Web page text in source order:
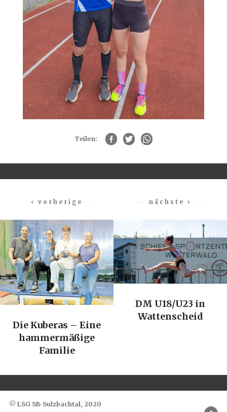
Teilen:
‹ vorherige
Die Kuberas – Eine
hammermäßige
Familie
nächste ›
DM U18/U23 in
Wattenscheid
© LSG SB-Sulzbachtal, 2020